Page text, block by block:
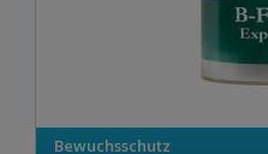
Bewuchsschutz